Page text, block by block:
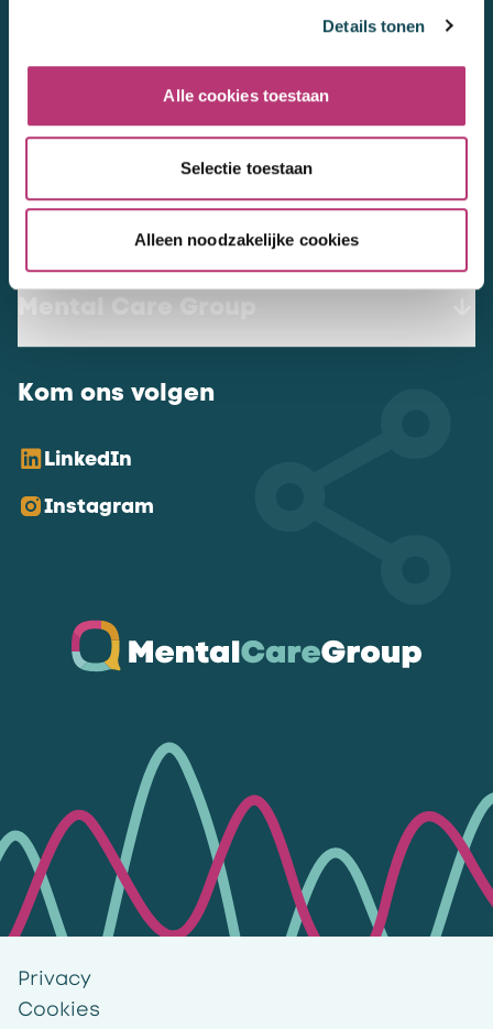
Details tonen
Alle cookies toestaan
Selectie toestaan
Alleen noodzakelijke cookies
NL Mental Care Group B.V.:
KvK:76188132
Vacatures
Mental Care Group
Kom ons volgen
LinkedIn
Instagram
Privacy
Cookies